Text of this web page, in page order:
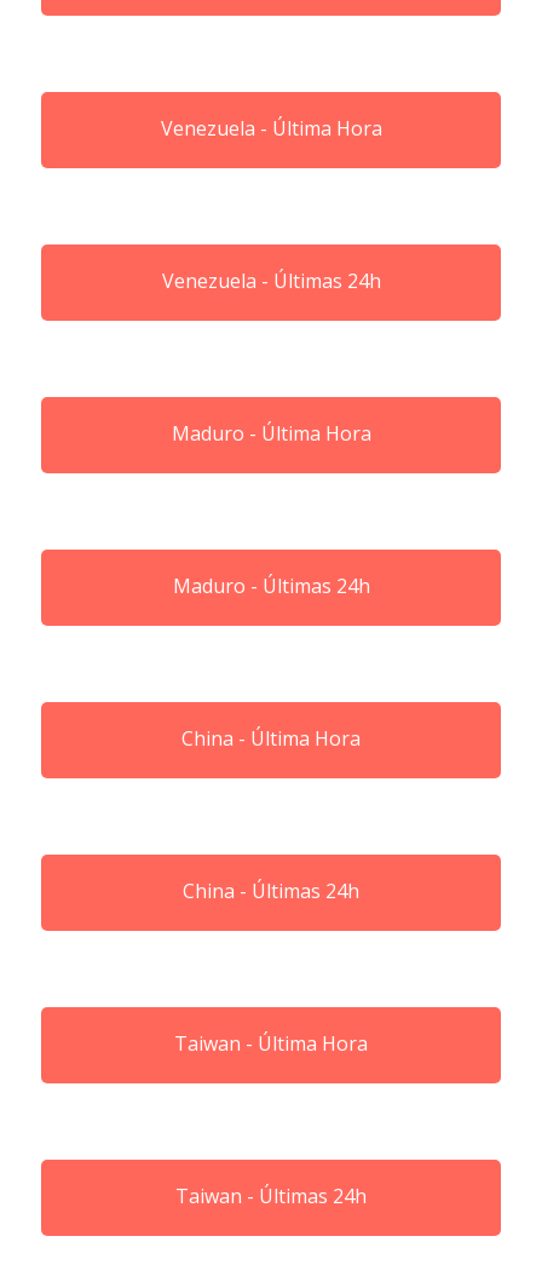
Venezuela - Última Hora
Venezuela - Últimas 24h
Maduro - Última Hora
Maduro - Últimas 24h
China - Última Hora
China - Últimas 24h
Taiwan - Última Hora
Taiwan - Últimas 24h